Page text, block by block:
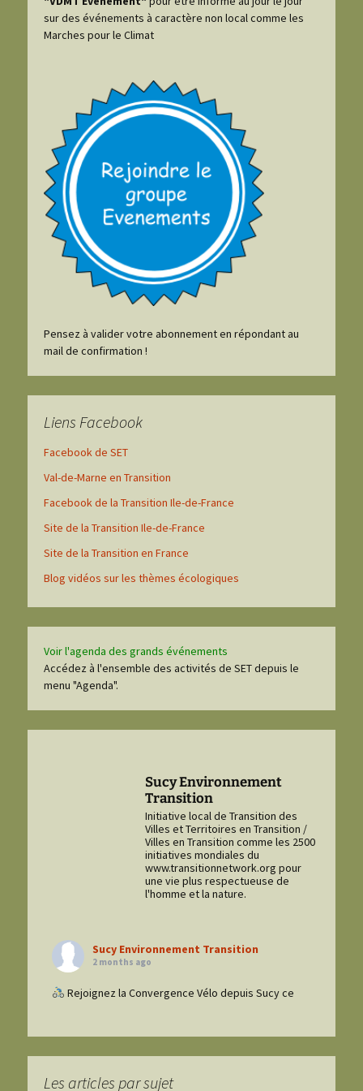
sur des événements à caractère non local comme les
Marches pour le Climat
Pensez à valider votre abonnement en répondant au
mail de confirmation !
Liens Facebook
Facebook de SET
Val-de-Marne en Transition
Facebook de la Transition Ile-de-France
Site de la Transition Ile-de-France
Site de la Transition en France
Blog vidéos sur les thèmes écologiques
Voir l'agenda des grands événements
Accédez à l'ensemble des activités de SET depuis le
menu "Agenda".
Sucy Environnement
Transition
Initiative local de Transition des
Villes et Territoires en Transition /
Villes en Transition comme les 2500
initiatives mondiales du
www.transitionnetwork.org pour
une vie plus respectueuse de
l'homme et la nature.
Sucy Environnement Transition
2 months ago
Rejoignez la Convergence Vélo depuis Sucy ce
Les articles par sujet